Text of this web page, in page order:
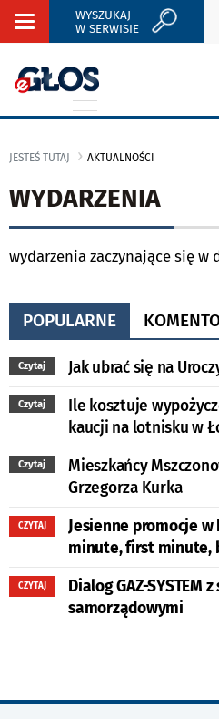
Rozwiń
WYSZUKAJ
W SERWISIE
JESTEŚ TUTAJ AKTUALNOŚCI
WYDARZENIA
wydarzenia zaczynające się w
POPULARNE
Czytaj Jak ubrać się na
Czytaj
Ile kosztuje
kaucji na lotnisku w
Czytaj
Mieszkańcy
Grzegorza Kurka
CZYTAJ
Jesienne promocje
minute, first minute,
CZYTAJ
Dialog GAZ-SYSTEM
samorządowymi